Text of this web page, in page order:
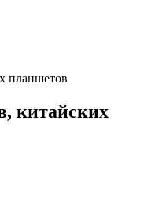
планшетов
китайских